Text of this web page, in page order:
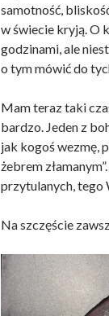
samotność,
w świecie kryją. O
godzinami, ale
o tym mówić do
Mam teraz taki
bardzo. Jeden z
jak kogoś wezmę,
żebrem
przytulanych, tego
Na szczęście